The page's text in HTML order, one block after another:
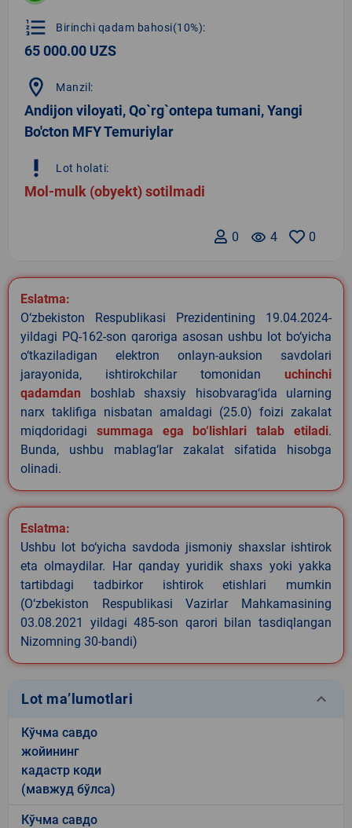
format_list_numbered Birinchi qadam bahosi(10%):
65 000.00 UZS
location_on Manzil:
Andijon viloyati, Qo`rg`ontepa tumani, Yangi
Bo'cton MFY Temuriylar
priority_high Lot holati:
Mol-mulk (obyekt) sotilmadi
0
remove_red_eye 4
0
Eslatma:
O‘zbekiston Respublikasi Prezidentining 19.04.2024-
yildagi PQ-162-son qaroriga asosan ushbu lot bo‘yicha
o‘tkaziladigan elektron onlayn-auksion savdolari
jarayonida, ishtirokchilar tomonidan uchinchi
qadamdan boshlab shaxsiy hisobvarag‘ida ularning
narx taklifiga nisbatan amaldagi (25.0) foizi zakalat
miqdoridagi summaga ega bo‘lishlari talab etiladi.
Bunda, ushbu mablag‘lar zakalat sifatida hisobga
olinadi.
Eslatma:
Ushbu lot bo‘yicha savdoda jismoniy shaxslar ishtirok
eta olmaydilar. Har qanday yuridik shaxs yoki yakka
tartibdagi tadbirkor ishtirok etishlari mumkin
(O‘zbekiston Respublikasi Vazirlar Mahkamasining
03.08.2021 yildagi 485-son qarori bilan tasdiqlangan
Nizomning 30-bandi)
Lot ma’lumotlari keyboard_arrow_down
Кўчма савдо
жойининг
кадастр коди
(мавжуд бўлса)
Кўчма савдо